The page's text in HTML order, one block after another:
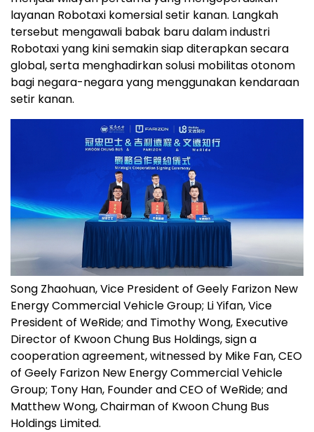
layanan Robotaxi komersial setir kanan. Langkah
tersebut mengawali babak baru dalam industri
Robotaxi yang kini semakin siap diterapkan secara
global, serta menghadirkan solusi mobilitas otonom
bagi negara-negara yang menggunakan kendaraan
setir kanan.
Song Zhaohuan, Vice President of Geely Farizon New
Energy Commercial Vehicle Group; Li Yifan, Vice
President of WeRide; and Timothy Wong, Executive
Director of Kwoon Chung Bus Holdings, sign a
cooperation agreement, witnessed by Mike Fan, CEO
of Geely Farizon New Energy Commercial Vehicle
Group; Tony Han, Founder and CEO of WeRide; and
Matthew Wong, Chairman of Kwoon Chung Bus
Holdings Limited.